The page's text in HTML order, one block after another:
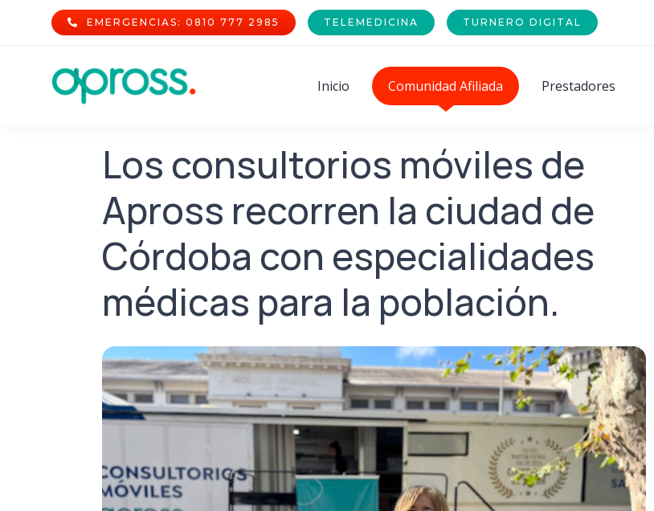
EMERGENCIAS: 0810 777 2985 TELEMEDICINA TURNERO DIGITAL
Inicio Comunidad Afiliada Prestadores
Los consultorios móviles de
Apross recorren la ciudad de
Córdoba con especialidades
médicas para la población.